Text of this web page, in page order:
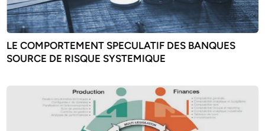
LE COMPORTEMENT SPECULATIF DES BANQUES
SOURCE DE RISQUE SYSTEMIQUE